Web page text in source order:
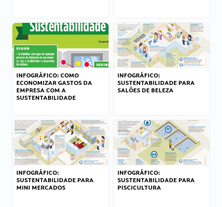
INFOGRÁFICO: COMO
ECONOMIZAR GASTOS DA
EMPRESA COM A
SUSTENTABILIDADE
INFOGRÁFICO:
SUSTENTABILIDADE PARA
SALÕES DE BELEZA
INFOGRÁFICO:
SUSTENTABILIDADE PARA
MINI MERCADOS
INFOGRÁFICO:
SUSTENTABILIDADE PARA
PISCICULTURA